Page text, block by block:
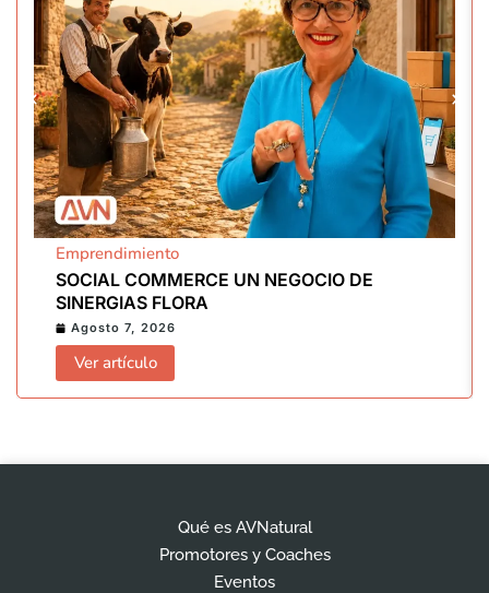
Emprendimiento
SOCIAL COMMERCE UN NEGOCIO DE
SINERGIAS FLORA
Agosto 7, 2026
Ver artículo
Qué es AVNatural
Promotores y Coaches
Eventos